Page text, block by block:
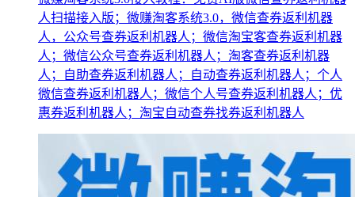
人扫描接入版；微赚淘客系统3.0，微信查券返利机器
人，公众号查券返利机器人；微信淘宝客查券返利机器
人；微信公众号查券返利机器人；淘客查券返利机器
人；自助查券返利机器人；自动查券返利机器人；个人
微信查券返利机器人；微信个人号查券返利机器人；优
惠券返利机器人；淘宝自动查券找券返利机器人